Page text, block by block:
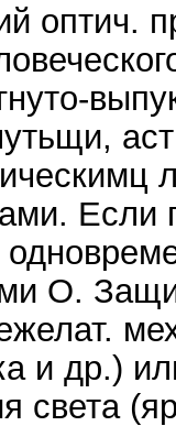
оптич.
Если
О.
и др.)
света